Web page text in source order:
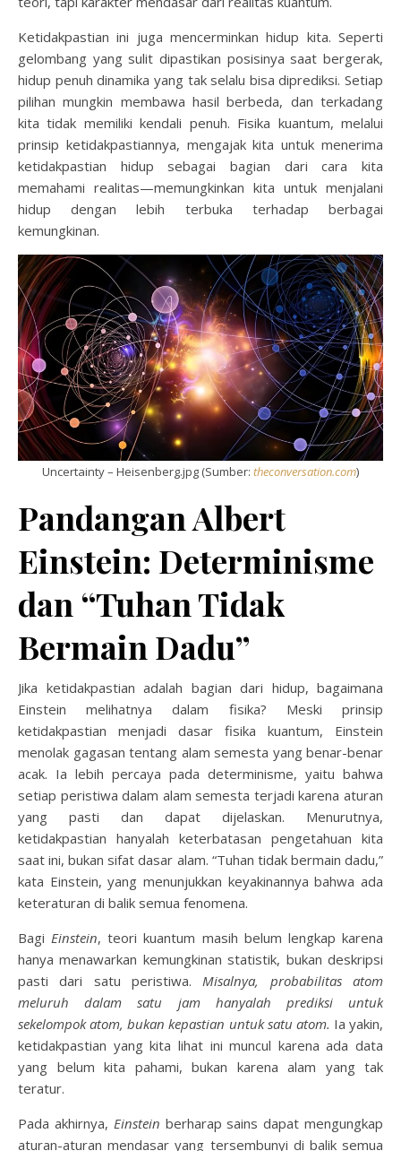
Ketidakpastian ini juga mencerminkan hidup kita. Seperti
gelombang yang sulit dipastikan posisinya saat bergerak,
hidup penuh dinamika yang tak selalu bisa diprediksi. Setiap
pilihan mungkin membawa hasil berbeda, dan terkadang
kita tidak memiliki kendali penuh. Fisika kuantum, melalui
prinsip ketidakpastiannya, mengajak kita untuk menerima
ketidakpastian hidup sebagai bagian dari cara kita
memahami realitas—memungkinkan kita untuk menjalani
hidup dengan lebih terbuka terhadap berbagai
kemungkinan.
Uncertainty – Heisenberg.jpg (Sumber: theconversation.com)
Pandangan Albert
Einstein: Determinisme
dan “Tuhan Tidak
Bermain Dadu”
Jika ketidakpastian adalah bagian dari hidup, bagaimana
Einstein melihatnya dalam fisika? Meski prinsip
ketidakpastian menjadi dasar fisika kuantum, Einstein
menolak gagasan tentang alam semesta yang benar-benar
acak. Ia lebih percaya pada determinisme, yaitu bahwa
setiap peristiwa dalam alam semesta terjadi karena aturan
yang pasti dan dapat dijelaskan. Menurutnya,
ketidakpastian hanyalah keterbatasan pengetahuan kita
saat ini, bukan sifat dasar alam. “Tuhan tidak bermain dadu,”
kata Einstein, yang menunjukkan keyakinannya bahwa ada
keteraturan di balik semua fenomena.
Bagi Einstein, teori kuantum masih belum lengkap karena
hanya menawarkan kemungkinan statistik, bukan deskripsi
pasti dari satu peristiwa. Misalnya, probabilitas atom
meluruh dalam satu jam hanyalah prediksi untuk
sekelompok atom, bukan kepastian untuk satu atom. Ia yakin,
ketidakpastian yang kita lihat ini muncul karena ada data
yang belum kita pahami, bukan karena alam yang tak
teratur.
Pada akhirnya, Einstein berharap sains dapat mengungkap
aturan-aturan mendasar yang tersembunyi di balik semua